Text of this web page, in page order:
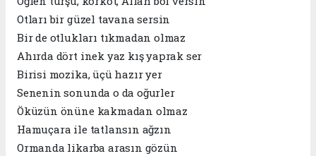
Otları bir güzel tavana sersin
Bir de otlukları tıkmadan olmaz
Ahırda dört inek yaz kış yaprak ser
Birisi mozika, üçü hazır yer
Senenin sonunda o da oğurler
Öküzün önüne kakmadan olmaz
Hamuçara ile tatlansın ağzın
Ormanda likarba arasın gözün